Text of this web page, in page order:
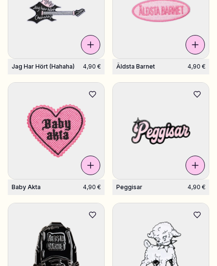
Asiakaspalvelu
Toivelista
Jag Har Hört (hahaha) 4,90 € Äldsta Barnet 4,90 €
Baby Akta 4,90 € Peggisar 4,90 €